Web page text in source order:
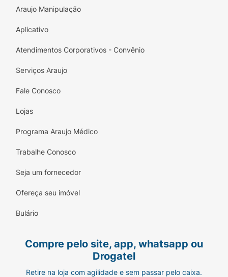
Araujo Manipulação
Aplicativo
Atendimentos Corporativos - Convênio
Serviços Araujo
Fale Conosco
Lojas
Programa Araujo Médico
Trabalhe Conosco
Seja um fornecedor
Ofereça seu imóvel
Bulário
Compre pelo site, app, whatsapp ou
Drogatel
Retire na loja com agilidade e sem passar pelo caixa.